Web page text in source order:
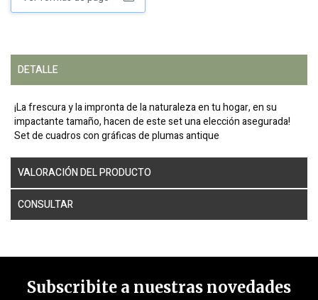
DETALLE
¡La frescura y la impronta de la naturaleza en tu hogar, en su
impactante tamaño, hacen de este set una elección asegurada!
Set de cuadros con gráficas de plumas antique
VALORACIÓN DEL PRODUCTO
CONSULTAR
Subscribite a nuestras novedades